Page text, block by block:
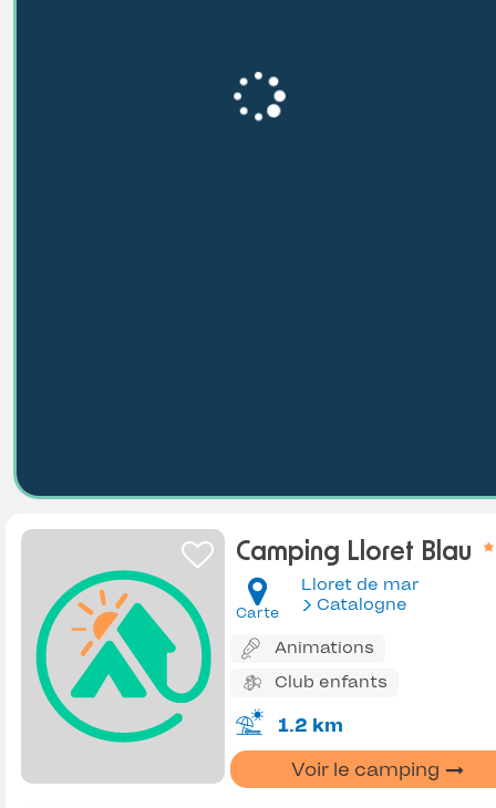
Camping Lloret Blau
Carte
Lloret de mar
Catalogne
Animations
Club enfants
1.2 km
Voir le camping